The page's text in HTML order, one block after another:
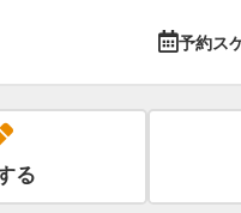
予約ス
る